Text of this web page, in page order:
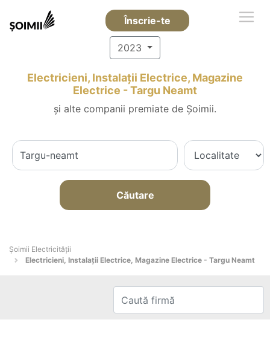
Înscrie-te
2023
Electricieni, Instalații Electrice, Magazine
Electrice - Targu Neamt
și alte companii premiate de Șoimii.
Căutare
Șoimii Electricității
Electricieni, Instalații Electrice, Magazine Electrice - Targu Neamt